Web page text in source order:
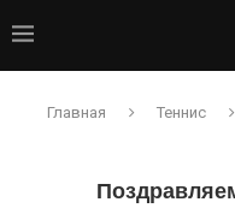
Главная Теннис